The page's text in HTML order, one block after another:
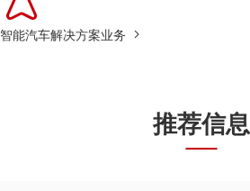
智能汽车解决方案业务
推荐信息